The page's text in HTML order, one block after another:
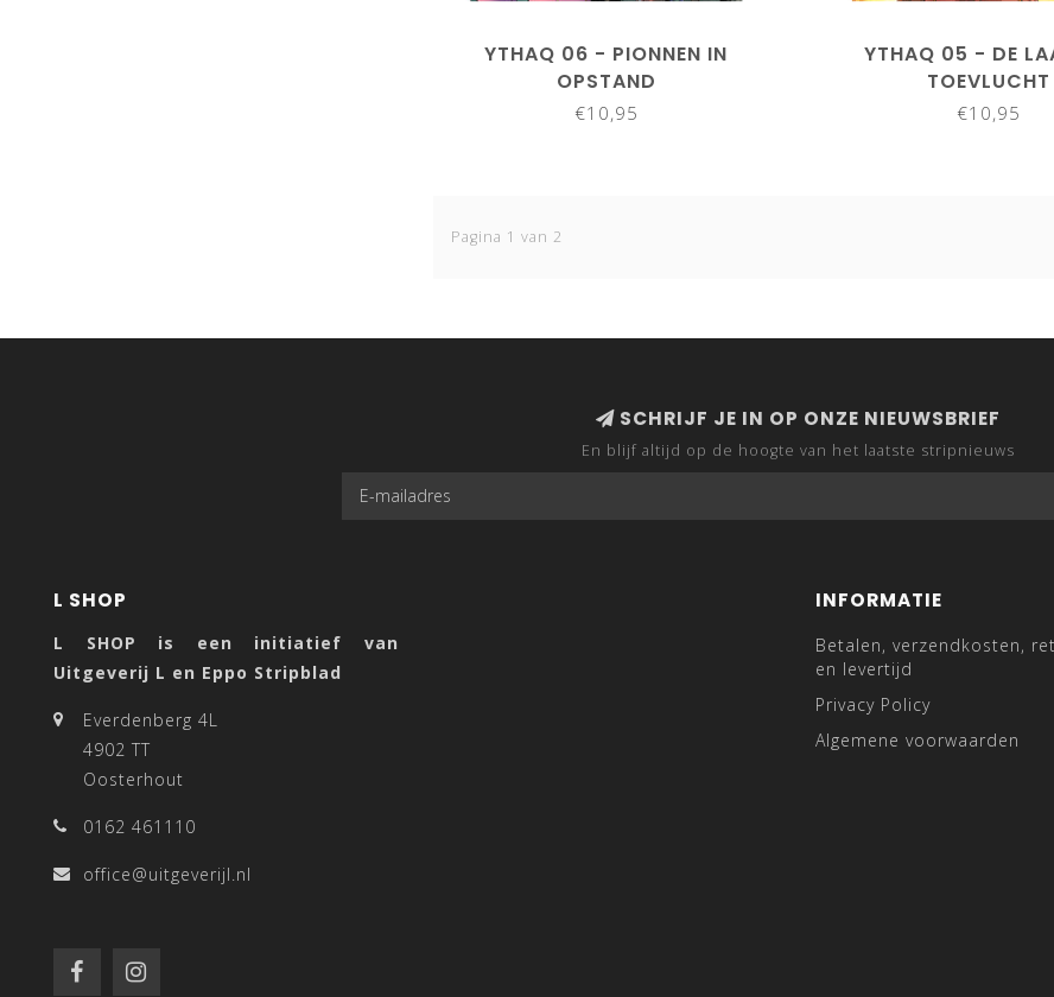
YTHAQ 06 - PIONNEN IN
OPSTAND
€10,95
YTHAQ 05 - DE
TOEVLUCHT
€10,95
Pagina 1 van 2
SCHRIJF JE IN OP ONZE NIEUWSBRIEF
En blijf altijd op de hoogte van het laatste stripnieuws
L SHOP
L SHOP is een initiatief van
Uitgeverij L en Eppo Stripblad
Everdenberg 4L
4902 TT
Oosterhout
0162 461110
office@uitgeverijl.nl
INFORMATIE
Betalen, verzendkosten,
en levertijd
Privacy Policy
Algemene voorwaarden